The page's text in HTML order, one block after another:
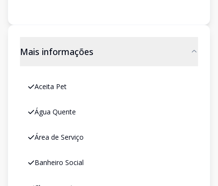
Mais informações
Aceita Pet
Água Quente
Área de Serviço
Banheiro Social